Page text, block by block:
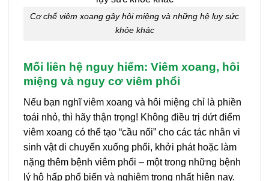
Cơ chế viêm xoang gây hôi miệng và những hệ lụy sức
khỏe khác
Mối liên hệ nguy hiểm: Viêm xoang, hôi
miệng và nguy cơ viêm phổi
Nếu bạn nghĩ viêm xoang và hôi miệng chỉ là phiền
toái nhỏ, thì hãy thận trọng! Không điều trị dứt điểm
viêm xoang có thể tạo “cầu nối” cho các tác nhân vi
sinh vật di chuyển xuống phổi, khởi phát hoặc làm
nặng thêm bệnh viêm phổi – một trong những bệnh
lý hô hấp phổ biến và nghiêm trọng nhất hiện nay.